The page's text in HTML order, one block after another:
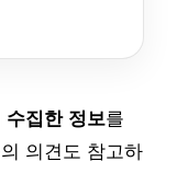
수집한 정보를
의견도 참고하